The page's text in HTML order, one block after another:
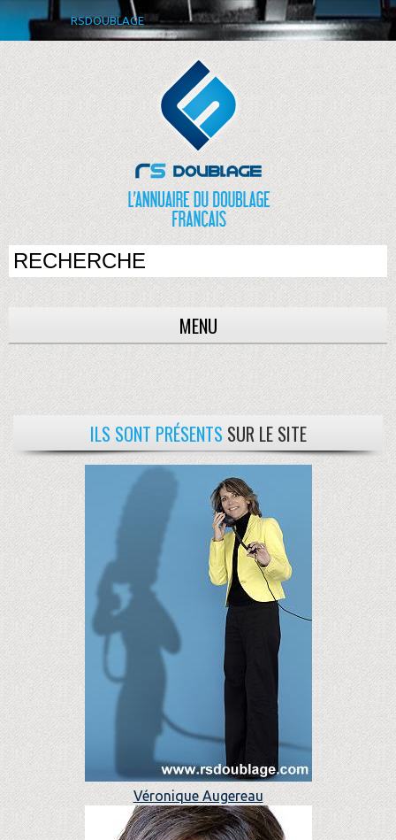
RSDOUBLAGE
MENU
ILS SONT PRÉSENTS SUR LE SITE
Véronique Augereau